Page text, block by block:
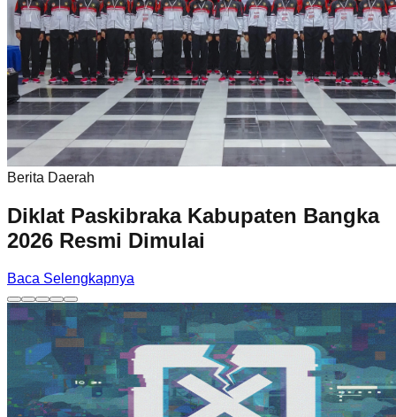
Berita Daerah
Diklat Paskibraka Kabupaten Bangka
2026 Resmi Dimulai
Baca Selengkapnya